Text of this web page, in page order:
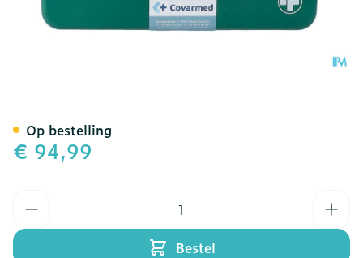
€ 94,99
Bestel
Op bestelling